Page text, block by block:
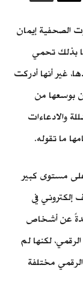
الصحفية إيمان
بذلك تحمي
غير أنها أدركت
بوسعها من
والادعاءات
ما تقوله.
مستوى كبير
في
عن أشخاص
لكنها لم
مختلفة